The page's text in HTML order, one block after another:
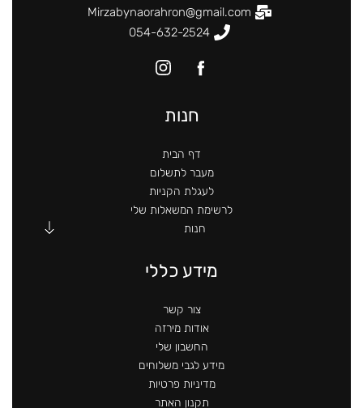
Mirzabynaorahron@gmail.com
054-632-2524
חנות
דף הבית
מעבר לתשלום
לעגלת הקניות
לרשימת המשאלות שלי
חנות
מידע כללי
צור קשר
אודות מירזה
החשבון שלי
מידע לגבי משלוחים
מדיניות פרטיות
תקנון האתר